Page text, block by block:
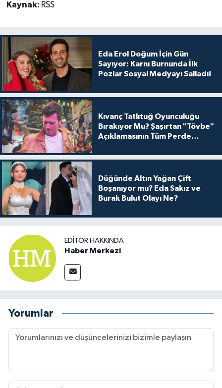
Kaynak: RSS
Eda Erol Doğum İçin Gün
Sayıyor: Karnı Burnunda İlk
Pozlar Sosyal Medyayı Salladı!
Kıvanç Tatlıtuğ Oyunculuğu
Bırakıyor Mu? Şaşırtan "Tövbe"
Açıklamasının Tüm Perde
Düğünde Altın Yağan Çift
Boşanıyor mu? Eda Sakız ve
Burak Bulut Olayı Ne?
EDITÖR HAKKINDA
Haber Merkezi
Yorumlar